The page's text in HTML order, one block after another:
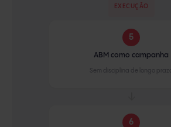
EXECUÇÃO
5
ABM como campanha
Sem disciplina de longo prazo
6